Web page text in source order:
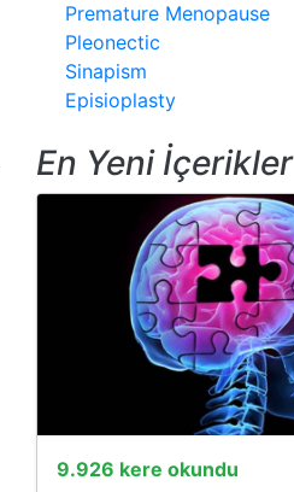
Premature Menopause
Pleonectic
Sinapism
Episioplasty
En Yeni İçerikler
9.926 kere okundu